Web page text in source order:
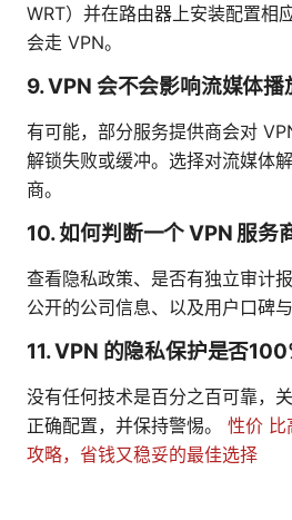
WRT）并在路由器上安装配置相
会走 VPN。
9. VPN 会不会影响流媒体播
有可能，部分服务提供商会对
解锁失败或缓冲。选择对流媒体
商。
10. 如何判断一个 VPN 服务
查看隐私政策、是否有独立审计
公开的公司信息、以及用户口碑与
11. VPN 的隐私保护是否
没有任何技术是百分之百可靠，
正确配置，并保持警惕。 性价 比
攻略，省钱又稳妥的最佳选择